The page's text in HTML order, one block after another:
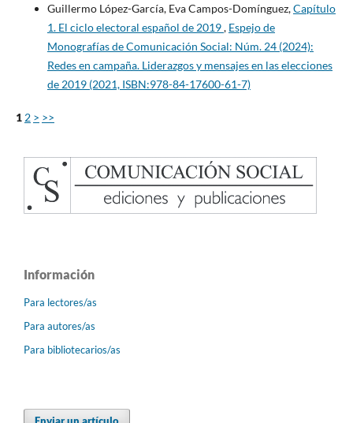
Guillermo López-García, Eva Campos-Domínguez,Capítulo
1. El ciclo electoral español de 2019, Espejo de
Monografías de Comunicación Social: Núm. 24 (2024):
Redes en campaña. Liderazgos y mensajes en las elecciones
de 2019 (2021, ISBN:978-84-17600-61-7)
1 2 > >>
Información
Para lectores/as
Para autores/as
Para bibliotecarios/as
Enviar un artículo